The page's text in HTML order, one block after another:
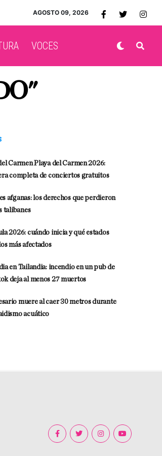
AGOSTO 09, 2026
VOCES
Carmen Playa del Carmen 2026:
completa de conciertos gratuitos
afganas: los derechos que perdieron
talibanes
2026: cuándo inicia y qué estados
más afectados
en Tailandia: incendio en un pub de
deja al menos 27 muertos
muere al caer 30 metros durante
acuático